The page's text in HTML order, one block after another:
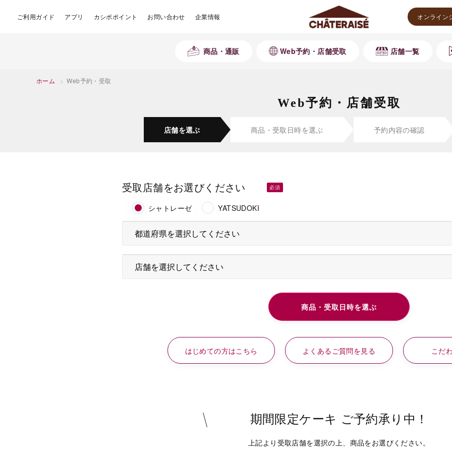
ご利用ガイド アプリ カシポポイント お問い合わせ 企業情報 オンライン
商品・通販 Web予約・店舗受取 店舗一覧
ホーム > Web予約・受取
Web予約・店舗受取
店舗を選ぶ 商品・受取 日時を選ぶ 予約内容の確認
受取店舗をお選びください
シャトレーゼ YATSUDOKI
はじめての方はこちら よくあるご質問を見る こだ
期間限定ケーキ ご予約承り中！
上記より受取店舗を選択の上、商品をお選びください。